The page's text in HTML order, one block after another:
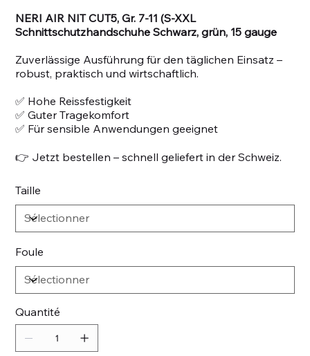
NERI AIR NIT CUT5, Gr. 7-11 (S-XXL
Schnittschutzhandschuhe Schwarz, grün, 15 gauge
Zuverlässige Ausführung für den täglichen Einsatz –
robust, praktisch und wirtschaftlich.
✅ Hohe Reissfestigkeit
✅ Guter Tragekomfort
✅ Für sensible Anwendungen geeignet
👉 Jetzt bestellen – schnell geliefert in der Schweiz.
Taille
Foule
Quantité